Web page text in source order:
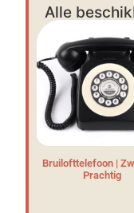
Alle
Bruilofttelefoon |
Prachtig